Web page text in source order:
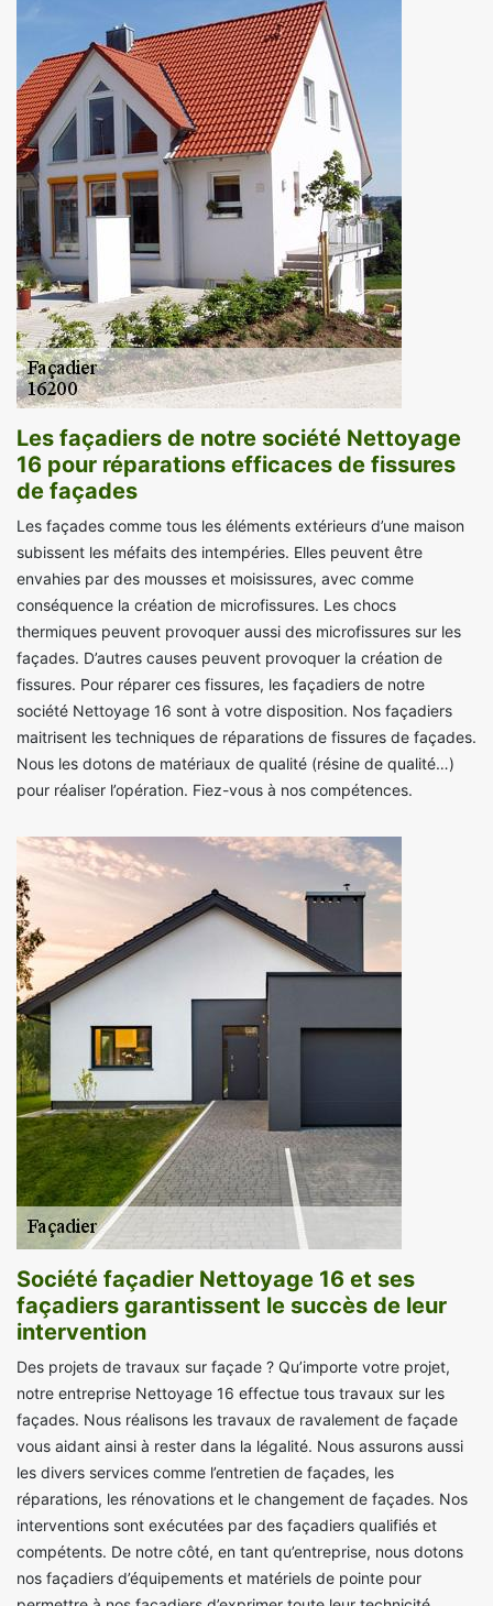
Les façadiers de notre société Nettoyage
16 pour réparations efficaces de fissures
de façades
Les façades comme tous les éléments extérieurs d’une maison
subissent les méfaits des intempéries. Elles peuvent être
envahies par des mousses et moisissures, avec comme
conséquence la création de microfissures. Les chocs
thermiques peuvent provoquer aussi des microfissures sur les
façades. D’autres causes peuvent provoquer la création de
fissures. Pour réparer ces fissures, les façadiers de notre
société Nettoyage 16 sont à votre disposition. Nos façadiers
maitrisent les techniques de réparations de fissures de façades.
Nous les dotons de matériaux de qualité (résine de qualité…)
pour réaliser l’opération. Fiez-vous à nos compétences.
Société façadier Nettoyage 16 et ses
façadiers garantissent le succès de leur
intervention
Des projets de travaux sur façade ? Qu’importe votre projet,
notre entreprise Nettoyage 16 effectue tous travaux sur les
façades. Nous réalisons les travaux de ravalement de façade
vous aidant ainsi à rester dans la légalité. Nous assurons aussi
les divers services comme l’entretien de façades, les
réparations, les rénovations et le changement de façades. Nos
interventions sont exécutées par des façadiers qualifiés et
compétents. De notre côté, en tant qu’entreprise, nous dotons
nos façadiers d’équipements et matériels de pointe pour